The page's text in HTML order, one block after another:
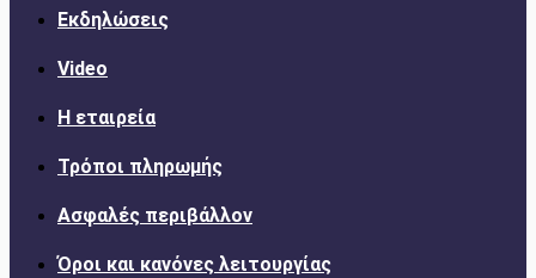
Εκδηλώσεις
Video
Η εταιρεία
Τρόποι πληρωμής
Ασφαλές περιβάλλον
Όροι και κανόνες λειτουργίας